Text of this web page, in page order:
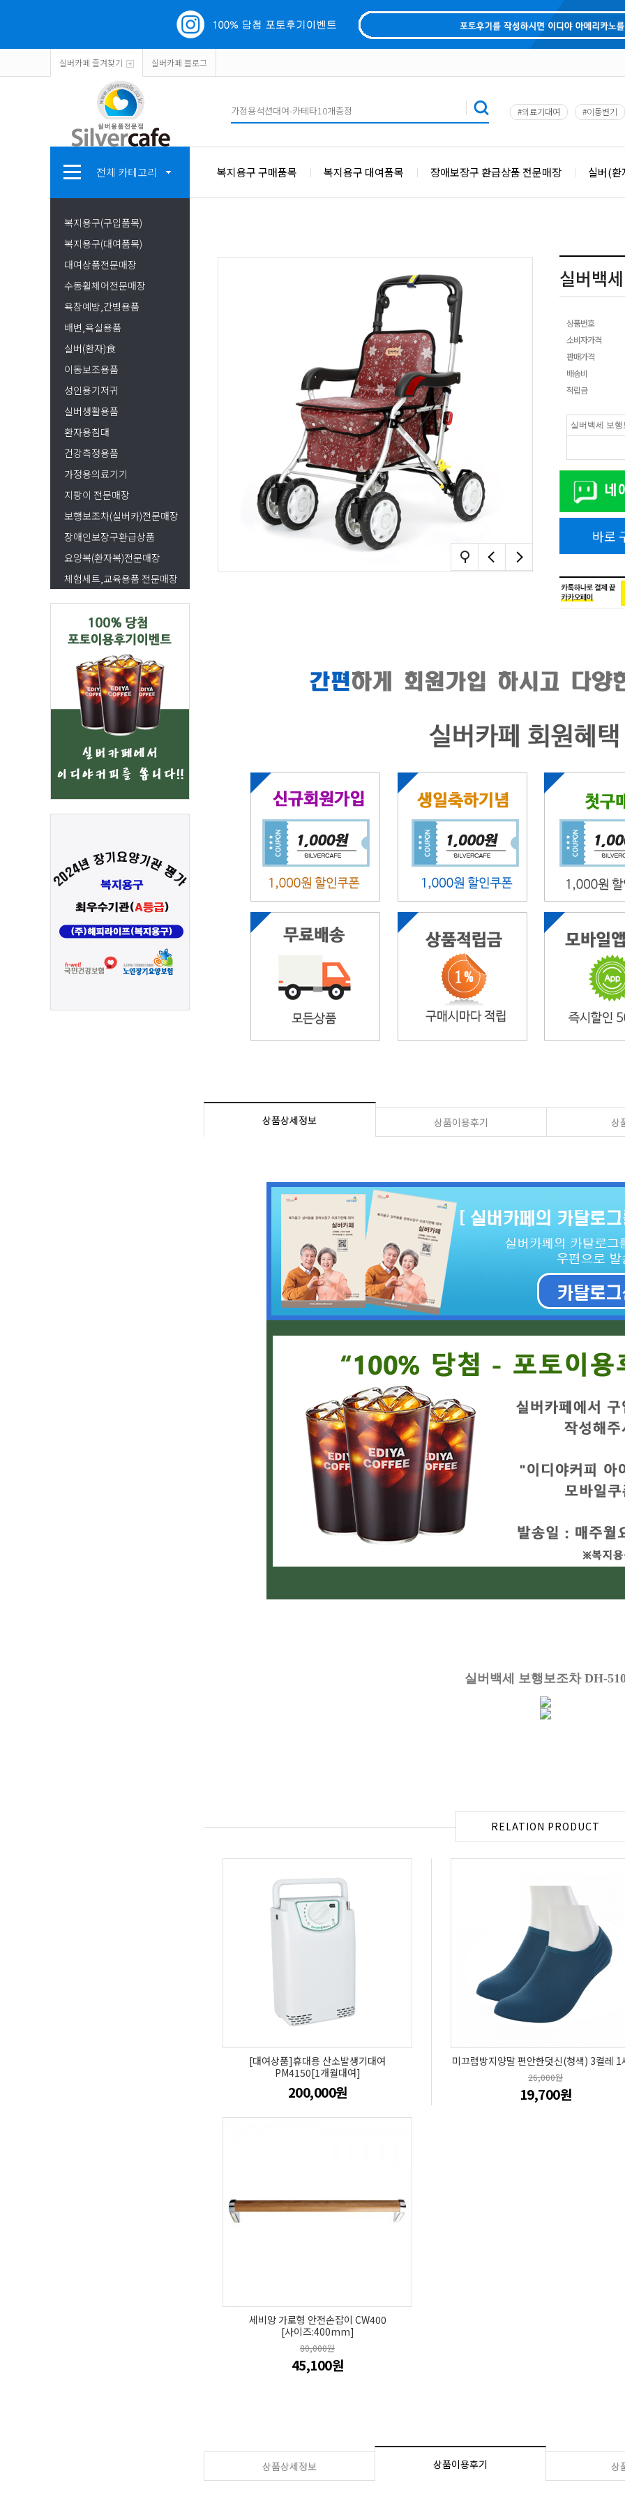
실버카페 즐겨찾기 실버카페 블로그
#의료기대여 #이동변기
전체 카테고리 복지용구 구매품목 복지용구 대여품목 장애보장구 환급상품 전문매장 실버(환
복지용구(구입품목)
복지용구(대여품목)
대여상품전문매장
수동휠체어전문매장
욕창예방,간병용품
배변,욕실용품
실버(환자)食
이동보조용품
성인용기저귀
실버생활용품
환자용침대
건강측정용품
가정용의료기기
지팡이 전문매장
보행보조차(실버카)전문매장
장애인보장구환급상품
요양복(환자복)전문매장
체험세트,교육용품 전문매장
실버백
상품번호
소비자가격
판매가격
배송비
적립금
실버백세 보
바로
상품상세정보 상품이용후기 상
실버백세 보행보조차 DH-
RELATION PRODUCT
[대여상품]휴대용 산소발생기대여
PM4150[1개월대여]
200,000원
미끄럼방지양말 편안한덧신(청색) 3켤레 1
26,000원
19,700원
세비앙 가로형 안전손잡이 CW400
[사이즈:400mm]
80,000원
45,100원
상품상세정보 상품이용후기 상